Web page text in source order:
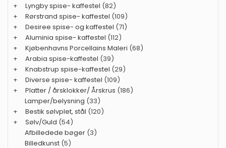
+
Lyngby spise- kaffestel (82)
+
Rørstrand spise- kaffestel (109)
+
Desiree spise- og kaffestel (71)
+
Aluminia spise- kaffestel (112)
+
Kjøbenhavns Porcellains Maleri (68)
+
Arabia spise-kaffestel (39)
+
Knabstrup spise-kaffestel (29)
+
Diverse spise- kaffestel (109)
+
Platter / årsklokker/ Årskrus (186)
Lamper/belysning (33)
+
Bestik sølvplet, stål (120)
+
Sølv/Guld (54)
Afbilledede bøger (3)
Billedkunst (5)